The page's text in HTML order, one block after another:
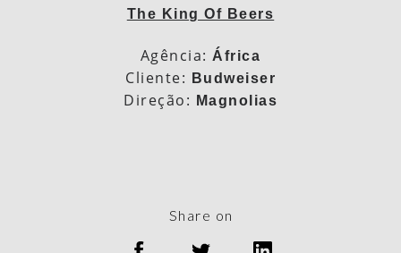
The King Of Beers
Agência:África
Cliente: Budweiser
Direção: Magnolias
Share on